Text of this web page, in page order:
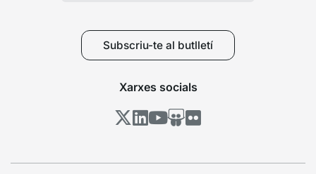
Subscriu-te al butlletí
Xarxes socials